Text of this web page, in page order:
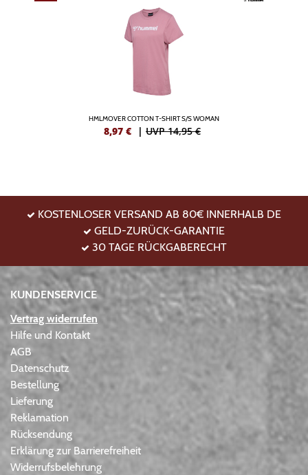
HMLMOVER COTTON T-SHIRT S/S WOMAN
8,97 € | UVP 14,95 €
KOSTENLOSER VERSAND AB 80€ INNERHALB DE
GELD-ZURÜCK-GARANTIE
30 TAGE RÜCKGABERECHT
KUNDENSERVICE
Vertrag widerrufen
Hilfe und Kontakt
AGB
Datenschutz
Bestellung
Lieferung
Reklamation
Rücksendung
Erklärung zur Barrierefreiheit
Widerrufsbelehrung